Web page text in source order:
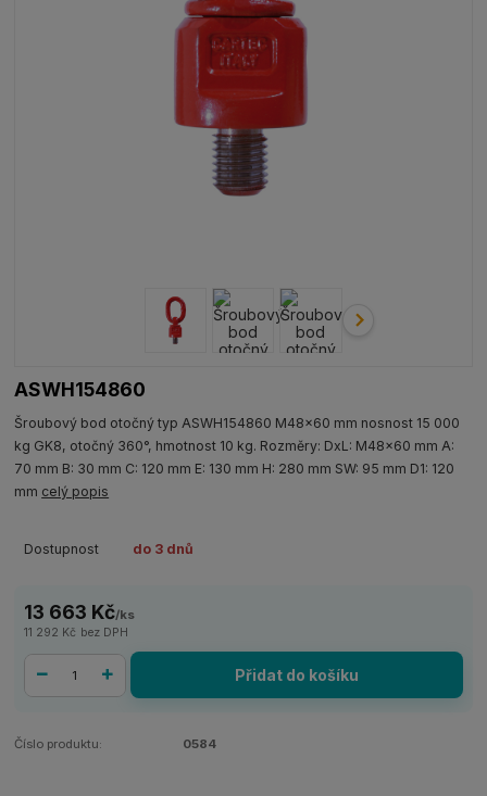
ASWH154860
Šroubový bod otočný typ ASWH154860 M48x60 mm nosnost 15 000
kg GK8, otočný 360°, hmotnost 10 kg. Rozměry: DxL: M48x60 mm A:
70 mm B: 30 mm C: 120 mm E: 130 mm H: 280 mm SW: 95 mm D1: 120
mm celý popis
Dostupnost do 3 dnů
13 663 Kč/ks
11 292 Kč bez DPH
Přidat do košíku
Číslo produktu: 0584